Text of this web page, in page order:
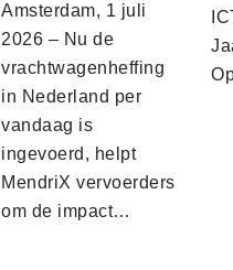
Amsterdam, 1 juli
2026 – Nu de
vrachtwagenheffing
in Nederland per
vandaag is
ingevoerd, helpt
MendriX vervoerders
om de impact…